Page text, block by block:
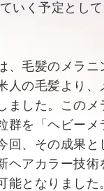
いく予定として
、毛髪のメラ
人の毛髪より
した。この
を「ヘビーメ
回、その成果
ヘアカラー技
となりました